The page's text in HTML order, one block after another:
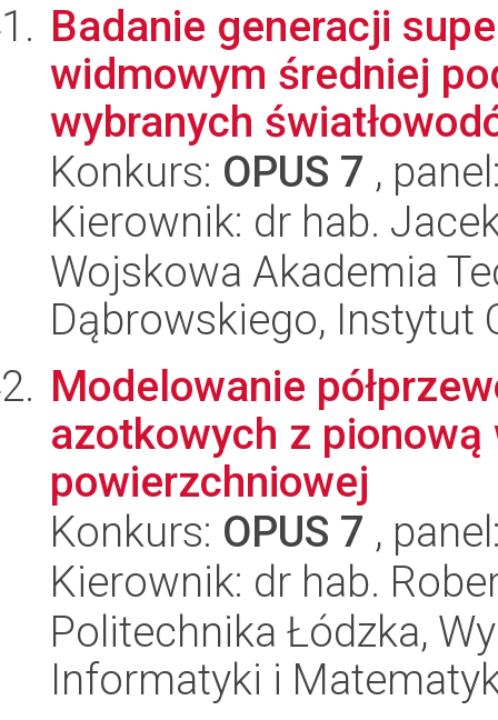
Badanie generacji
widmowym średniej
wybranych
Konkurs: OPUS 7 ,
Kierownik: dr hab.
Wojskowa Akademia
Dąbrowskiego, Instytut
Modelowanie
azotkowych z
powierzchniowej
Konkurs: OPUS 7 ,
Kierownik: dr hab.
Politechnika Łódzka,
Informatyki i